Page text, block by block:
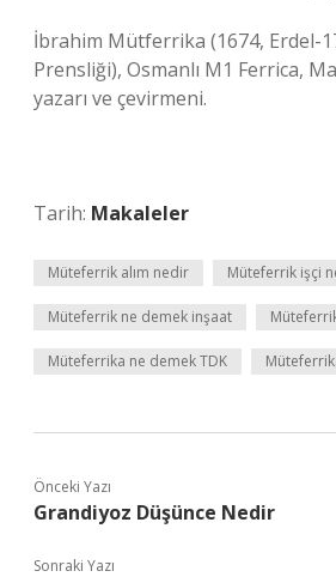
İbrahim Mütferrika (1674, Erdel-
Prensliği), Osmanlı M1 Ferrica,
yazarı ve çevirmeni.
Tarih: Makaleler
Müteferrik alım nedir Müteferrik işçi
Müteferrik ne demek inşaat
Müteferrika ne demek TDK
Önceki Yazı
Grandiyoz Düşünce Nedir
Sonraki Yazı